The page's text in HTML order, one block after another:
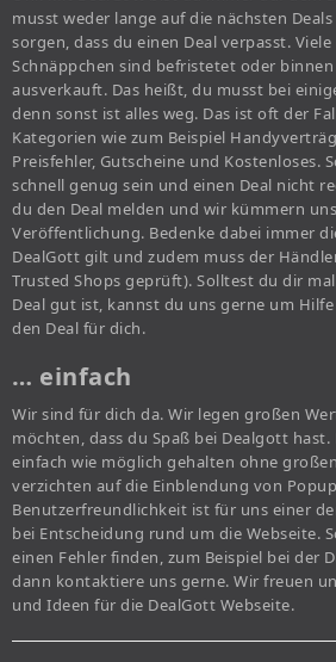
musst weder lange auf die nächsten
sorgen, dass du einen Deal verpasst.
Schnäppchen sind befristetet oder
ausverkauft. Das heißt, du musst bei
denn sonst ist alles weg. Das ist oft der
Kategorien wie zum Beispiel
Preisfehler, Gutscheine und Kostenloses.
schnell genug sein und einen Deal nicht
du den Deal melden und wir kümmern
Veröffentlichung. Bedenke dabei immer
DealGott gilt und zudem muss der
Trusted Shops geprüft). Solltest du dir
Deal gut ist, kannst du uns gerne um
den Deal für dich.
… einfach
Wir sind für dich da. Wir legen großen
möchten, dass du Spaß bei Dealgott hast.
einfach wie möglich gehalten ohne
verzichten auf die Einblendung von
Benutzerfreundlichkeit ist für uns einer
bei Entscheidung rund um die Webseite.
einen Fehler finden, zum Beispiel bei der
dann kontaktiere uns gerne. Wir freuen
und Ideen für die DealGott Webseite.